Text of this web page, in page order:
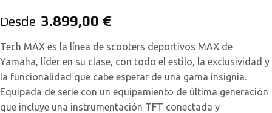
Desde 3.899,00 €
Tech MAX es la línea de scooters deportivos MAX de
Yamaha, líder en su clase, con todo el estilo, la exclusividad y
la funcionalidad que cabe esperar de una gama insignia.
Equipada de serie con un equipamiento de última generación
que incluye una instrumentación TFT conectada y